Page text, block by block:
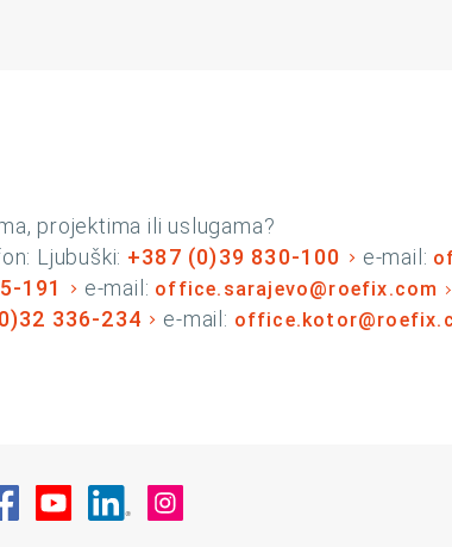
projektima ili uslugama?
Ljubuški: +387 (0)39 830-100 e-mail:
191 e-mail: office.sarajevo@roefix.com
336-234 e-mail:
Posjetite nas na Facebook
Posjetite nas na YouTube
Posjetite nas na LinkedIn